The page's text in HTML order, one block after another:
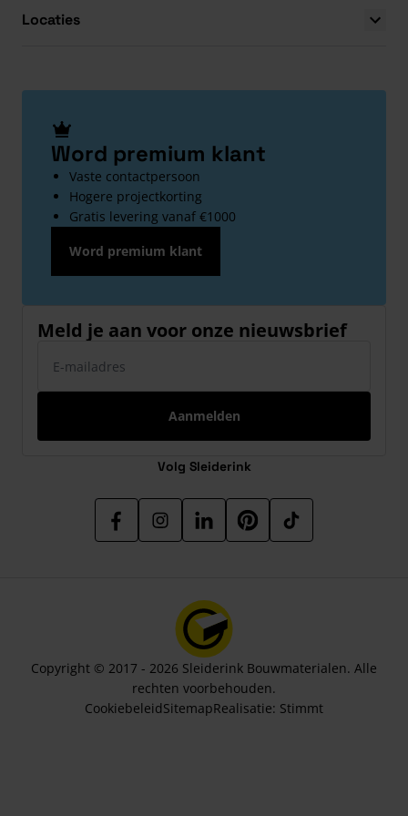
Locaties
Word premium klant
Vaste contactpersoon
Hogere projectkorting
Gratis levering vanaf €1000
Word premium klant
Meld je aan voor onze nieuwsbrief
Aanmelden
Volg Sleiderink
Copyright © 2017 - 2026 Sleiderink Bouwmaterialen. Alle
rechten voorbehouden.
CookiebeleidSitemapRealisatie: Stimmt